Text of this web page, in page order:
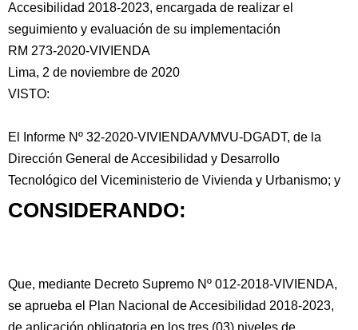
Accesibilidad 2018-2023, encargada de realizar el
seguimiento y evaluación de su implementación
RM 273-2020-VIVIENDA
Lima, 2 de noviembre de 2020
VISTO:
El Informe Nº 32-2020-VIVIENDA/VMVU-DGADT, de la
Dirección General de Accesibilidad y Desarrollo
Tecnológico del Viceministerio de Vivienda y Urbanismo; y
CONSIDERANDO:
Que, mediante Decreto Supremo Nº 012-2018-VIVIENDA,
se aprueba el Plan Nacional de Accesibilidad 2018-2023,
de aplicación obligatoria en los tres (03) niveles de